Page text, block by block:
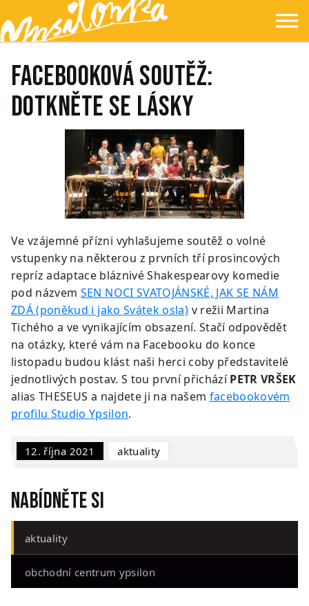
Přejít na hlavní obsah
Přejít na navigaci
Přejít na hledání
Ypsilonka ☰
FACEBOOKOVÁ SOUTĚŽ:
DOTKNĚTE SE LÁSKY
Ve vzájemné přízni vyhlašujeme soutěž o volné
vstupenky na některou z prvních tří prosincových
repríz adaptace bláznivé Shakespearovy komedie
pod názvem SEN NOCI SVATOJÁNSKÉ, JAK SE NÁM
ZDÁ (poněkud i jako Svátek osla) v režii Martina
Tichého a ve vynikajícím obsazení. Stačí odpovědět
na otázky, které vám na Facebooku do konce
listopadu budou klást naši herci coby představitelé
jednotlivých postav. S tou první přicházíPETR VRŠEK
alias THESEUS a najdete ji na našem facebookovém
profilu Studio Ypsilon.
12. října 2021 Aktuality
Nabídněte si
aktuality
obchodní centrum ypsilon